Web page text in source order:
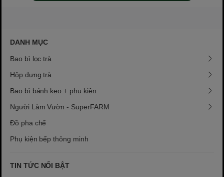
DANH MỤC
Bao bì lọc trà
Hộp đựng trà
Bao bì bánh kẹo + phụ kiện
Người Làm Vườn - SuperFARM
Đồ pha chế
Phụ kiện bếp thông minh
TIN TỨC NỔI BẬT